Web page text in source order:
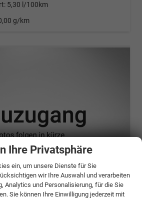
5,30 l/100km
g/km
Ihre Privatsphäre
ein, um unsere Dienste für Sie
wir Ihre Auswahl und verarbeiten
Analytics und Personalisierung, für die Sie
Sie können Ihre Einwilligung jederzeit mit